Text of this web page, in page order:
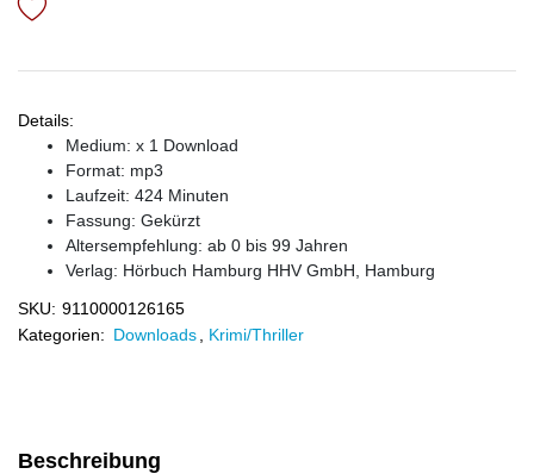
Details:
Medium: x 1 Download
Format: mp3
Laufzeit: 424 Minuten
Fassung: Gekürzt
Altersempfehlung: ab 0 bis 99 Jahren
Verlag: Hörbuch Hamburg HHV GmbH, Hamburg
SKU: 9110000126165
Kategorien: Downloads Krimi/Thriller
Beschreibung